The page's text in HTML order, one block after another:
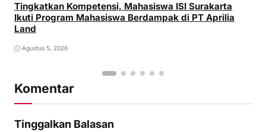
Tingkatkan Kompetensi, Mahasiswa ISI Surakarta
Ikuti Program Mahasiswa Berdampak di PT Aprilia
Land
Agustus 5, 2026
Komentar
Tinggalkan Balasan